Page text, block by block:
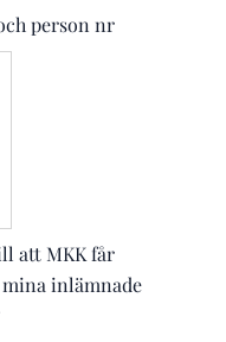
person nr
att MKK får
inlämnade